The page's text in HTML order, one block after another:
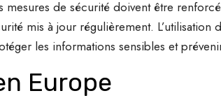
de sécurité doivent être
mis à jour régulièrement. L’utilisation
les informations sensibles et
Europe